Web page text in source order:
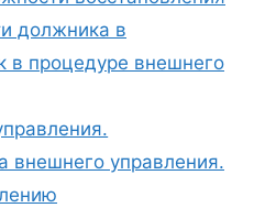
должника в
в процедуре внешнего
внешнего управления.